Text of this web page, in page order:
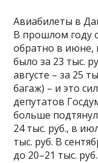
Авиабилеты в
В прошлом году
обратно в июне,
было за 23 тыс.
августе – за 25
багаж) – и это
депутатов
больше
24 тыс. руб., в
тыс. руб. В
до 20–21 тыс. руб.